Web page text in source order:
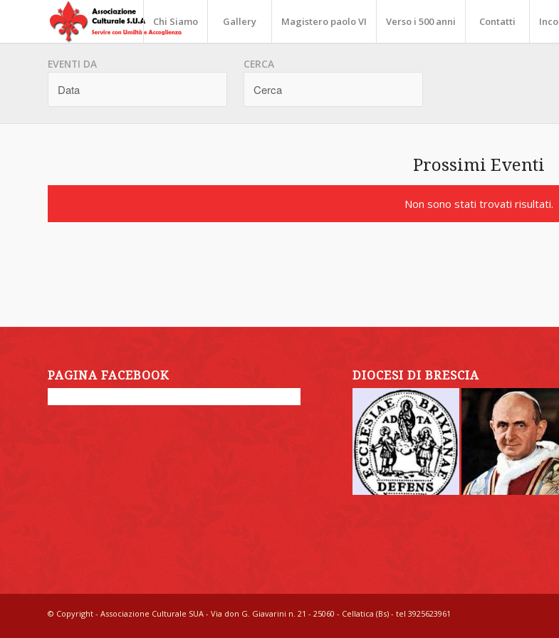
Chi Siamo Gallery Magistero paolo VI Verso i 500 anni Contatti
EVENTI DA CERCA
Prossimi Eventi
Non sono stati trovati risultati.
PAGINA FACEBOOK DIOCESI DI BRESCIA
© Copyright - Associazione Culturale SUA - Via don G. Giavarini n. 21 - 25060 - Cellatica (Bs) - tel 3925623961